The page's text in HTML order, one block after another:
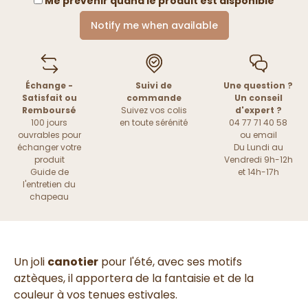
Notify me when available
Échange -
Satisfait ou
Remboursé
100 jours
ouvrables pour
échanger votre
produit
Guide de
l'entretien du
chapeau
Suivi de
commande
Suivez vos colis
en toute sérénité
Une question ?
Un conseil
d'expert ?
04 77 71 40 58
ou email
Du Lundi au
Vendredi 9h-12h
et 14h-17h
Un joli canotier pour l'été, avec ses motifs
aztèques, il apportera de la fantaisie et de la
couleur à vos tenues estivales.